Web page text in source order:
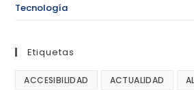
Tecnología
Etiquetas
ACCESIBILIDAD ACTUALIDAD